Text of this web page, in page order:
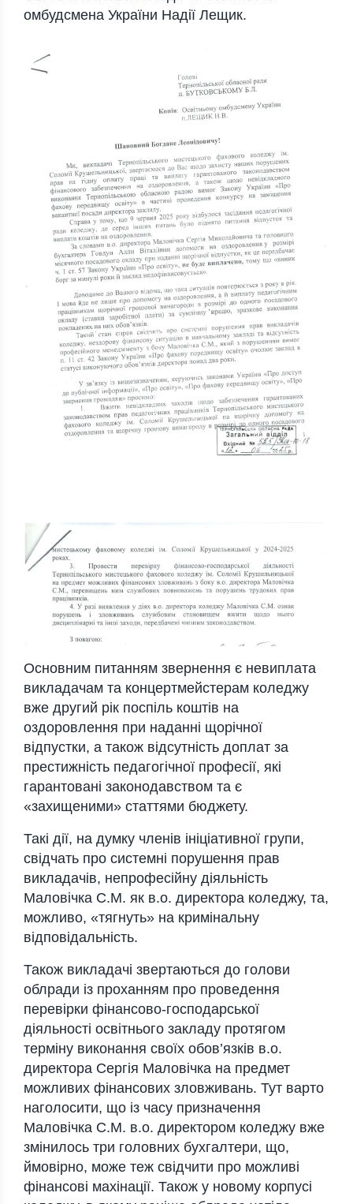
омбудсмена України Надії Лещик.
Основним питанням звернення є невиплата
викладачам та концертмейстерам коледжу
вже другий рік поспіль коштів на
оздоровлення при наданні щорічної
відпустки, а також відсутність доплат за
престижність педагогічної професії, які
гарантовані законодавством та є
«захищеними» статтями бюджету.
Такі дії, на думку членів ініціативної групи,
свідчать про системні порушення прав
викладачів, непрофесійну діяльність
Маловічка С.М. як в.о. директора коледжу, та,
можливо, «тягнуть» на кримінальну
відповідальність.
Також викладачі звертаються до голови
облради із проханням про проведення
перевірки фінансово-господарської
діяльності освітнього закладу протягом
терміну виконання своїх обов’язків в.о.
директора Сергія Маловічка на предмет
можливих фінансових зловживань. Тут варто
наголосити, що із часу призначення
Маловічка С.М. в.о. директором коледжу вже
змінилось три головних бухгалтери, що,
ймовірно, може теж свідчити про можливі
фінансові махінації. Також у новому корпусі